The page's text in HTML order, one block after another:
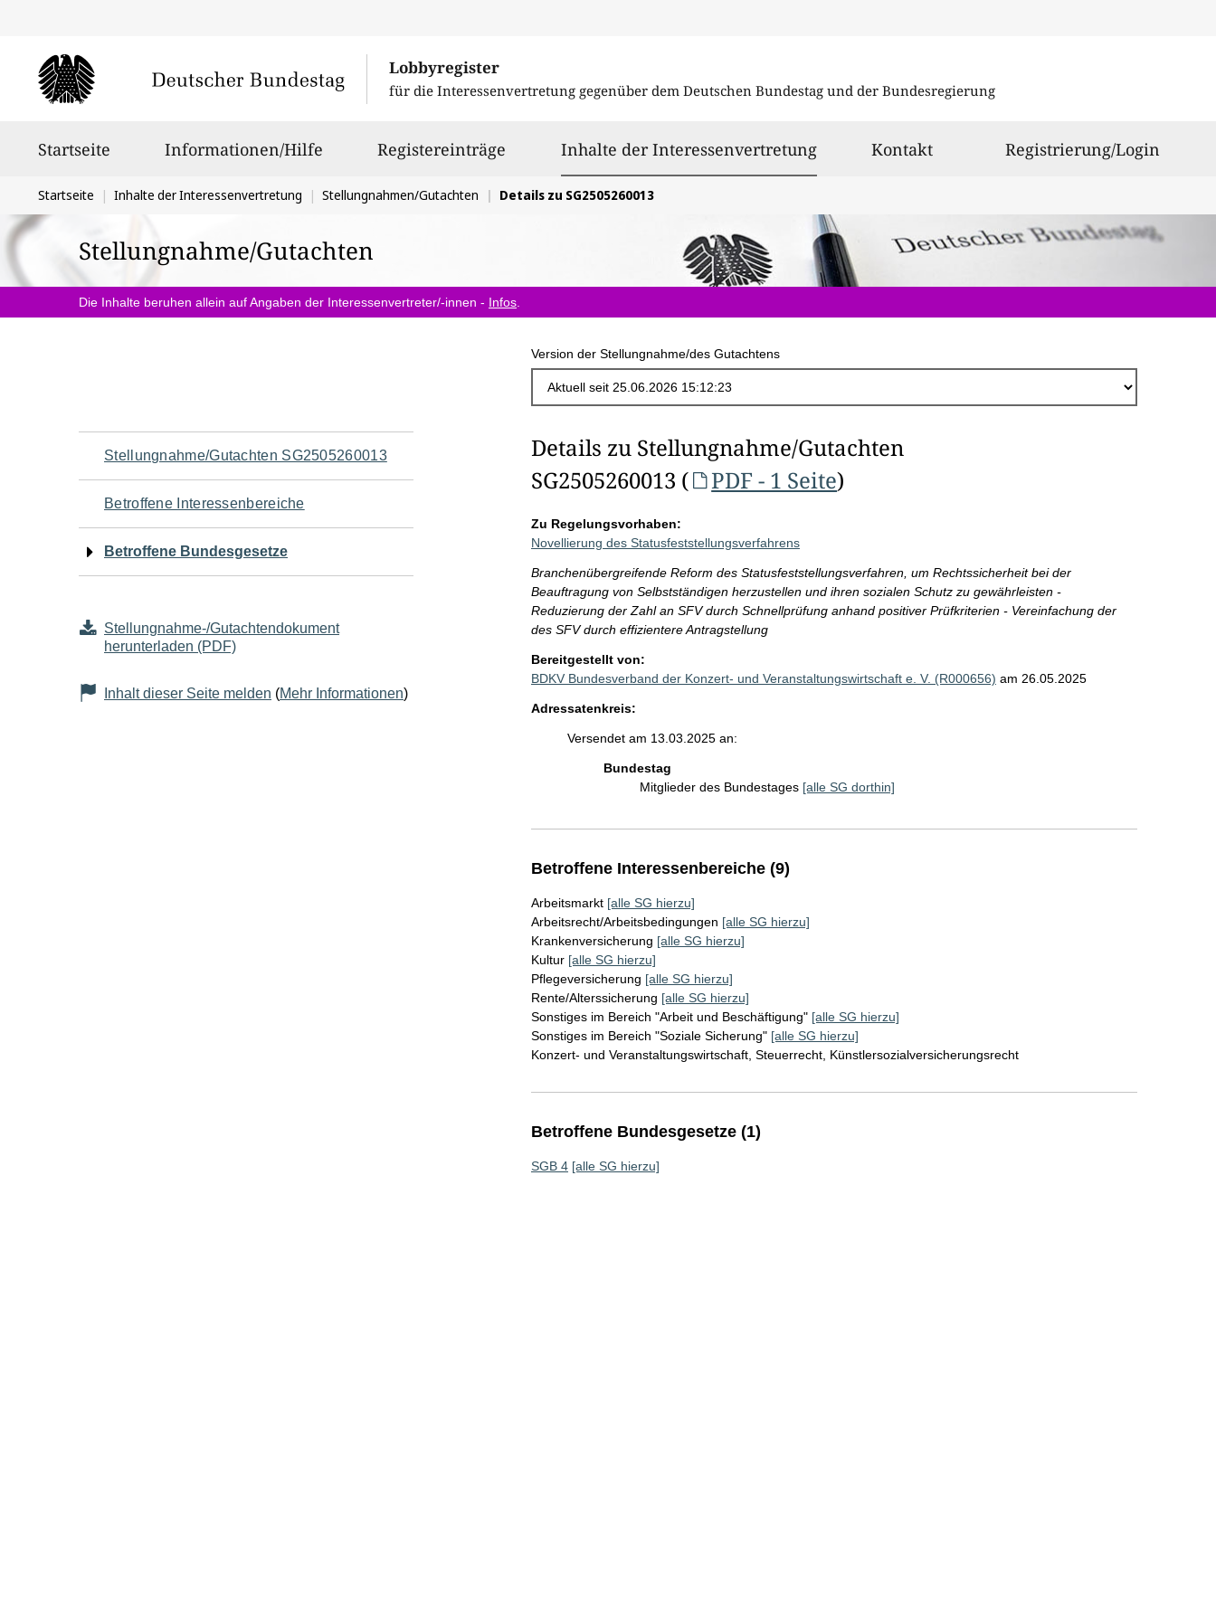
Lobbyregister
für die Interessenvertretung gegenüber dem Deutschen Bundestag und der Bundesregierung
Startseite Informationen/Hilfe Registereinträge Inhalte der Interessenvertretungausgewählt
Kontakt Registrierung/Login
Sie
befinden
sich
hier:
Startseite Inhalte der Interessenvertretung Stellungnahmen/Gutachten Details zu SG2505260013
Stellungnahme/Gutachten
Die Inhalte beruhen allein auf Angaben der Interessenvertreter/-innen - Infos
Version der Stellungnahme/des Gutachtens
Navigation
für
den
Seiteninhalt
Stellungnahme/Gutachten SG2505260013
Betroffene Interessenbereiche
Betroffene Bundesgesetze
Stellungnahme-/Gutachtendokument
herunterladen (PDF)
Inhalt dieser Seite melden (Mehr Informationen)
Details zu Stellungnahme/Gutachten
SG2505260013 (
PDF - 1 Seite)
Zu Regelungsvorhaben:
Novellierung des Statusfeststellungsverfahrens
Branchenübergreifende Reform des Statusfeststellungsverfahren, um Rechtssicherheit bei der
Beauftragung von Selbstständigen herzustellen und ihren sozialen Schutz zu gewährleisten -
Reduzierung der Zahl an SFV durch Schnellprüfung anhand positiver Prüfkriterien - Vereinfachung der
des SFV durch effizientere Antragstellung
Bereitgestellt von:
BDKV Bundesverband der Konzert- und Veranstaltungswirtschaft e. V. (R000656) am 26.05.2025
Adressatenkreis:
Versendet am 13.03.2025 an:
Bundestag
Mitglieder des Bundestages [alle SG dorthin]
Betroffene Interessenbereiche (9)
Arbeitsmarkt [alle SG hierzu]
Arbeitsrecht/Arbeitsbedingungen [alle SG hierzu]
Krankenversicherung [alle SG hierzu]
Kultur [alle SG hierzu]
Pflegeversicherung [alle SG hierzu]
Rente/Alterssicherung [alle SG hierzu]
Sonstiges im Bereich "Arbeit und Beschäftigung" [alle SG hierzu]
Sonstiges im Bereich "Soziale Sicherung" [alle SG hierzu]
Konzert- und Veranstaltungswirtschaft, Steuerrecht, Künstlersozialversicherungsrecht
Betroffene Bundesgesetze (1)
SGB 4 [alle SG hierzu]